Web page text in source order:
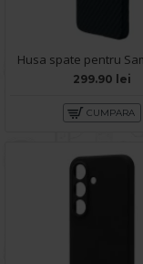
299.90 lei
CUMPARA